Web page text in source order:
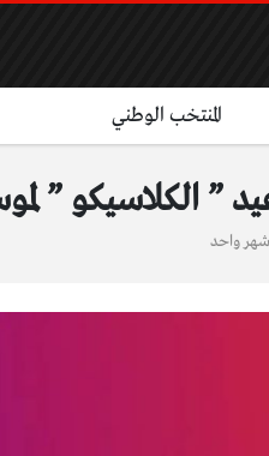
المنتخب الوطني
” لموسم
واحد